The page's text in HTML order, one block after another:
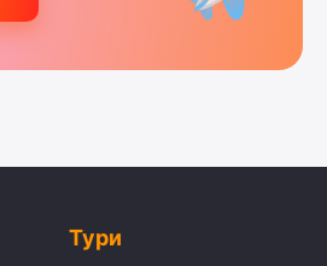
Тури